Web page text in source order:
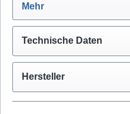
Mehr
Technische Daten
Hersteller